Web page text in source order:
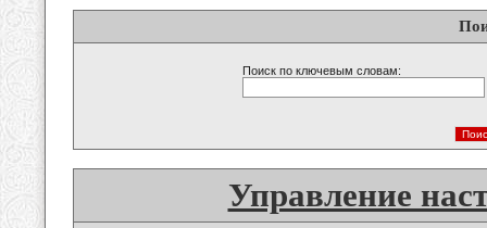
Поиск по ключевым словам:
Управление